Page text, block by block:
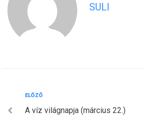
SULI
Bejegyzés
navigáció
Előző
ELŐZŐ
A víz világnapja (március 22.)